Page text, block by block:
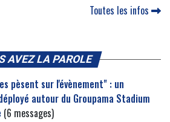
Toutes les infos
AVEZ LA PAROLE
pèsent sur l'évènement" : un
autour du Groupama Stadium
(6 messages)